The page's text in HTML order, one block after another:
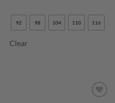
92 98 104 110 116
Clear